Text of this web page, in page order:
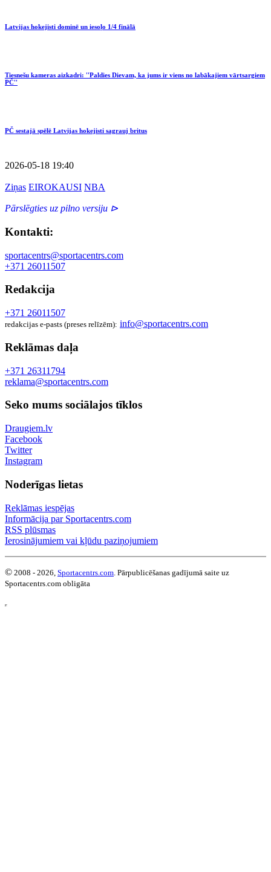
Latvijas hokejisti dominē un iesoļo 1/4 finālā
Tiesnešu kameras aizkadri: ''Paldies Dievam, ka jums ir viens no labākajiem vārtsargiem
PČ''
PČ sestajā spēlē Latvijas hokejisti sagrauj britus
2026-05-18 19:40
Ziņas EIROKAUSI NBA
Pārslēgties uz pilno versiju ⊳
Kontakti:
sportacentrs@sportacentrs.com
+371 26011507
Redakcija
+371 26011507
redakcijas e-pasts (preses relīzēm): info@sportacentrs.com
Reklāmas daļa
+371 26311794
reklama@sportacentrs.com
Seko mums sociālajos tīklos
Draugiem.lv
Facebook
Twitter
Instagram
Noderīgas lietas
Reklāmas iespējas
Informācija par Sportacentrs.com
RSS plūsmas
Ierosinājumiem vai kļūdu paziņojumiem
© 2008 - 2026, Sportacentrs.com . Pārpublicēšanas gadījumā saite uz
Sportacentrs.com obligāta